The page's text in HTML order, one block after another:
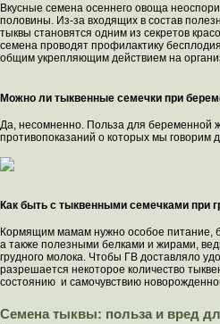
Вкусные семена осеннего овоща
половины. Из-за входящих в состав
тыквы становятся одним из секретов
семена проводят профилактику
общим укрепляющим действием на
Можно ли тыквенные семечки при
Да, несомненно. Польза для беременной
противопоказаний о которых мы говорим
Как быть с тыквенными семечками при
Кормящим мамам нужно особое питание,
а также полезными белками и жирами,
грудного молока. Чтобы ГВ доставляло
разрешается некоторое количество
состоянию и самочувствию
Семена тыквы: польза и вред